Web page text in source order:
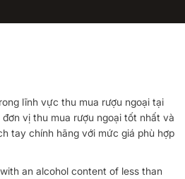
lĩnh vực thu mua rượu ngoại tại
vị thu mua rượu ngoại tốt nhất và
tay chính hãng với mức giá phù hợp
an alcohol content of less than